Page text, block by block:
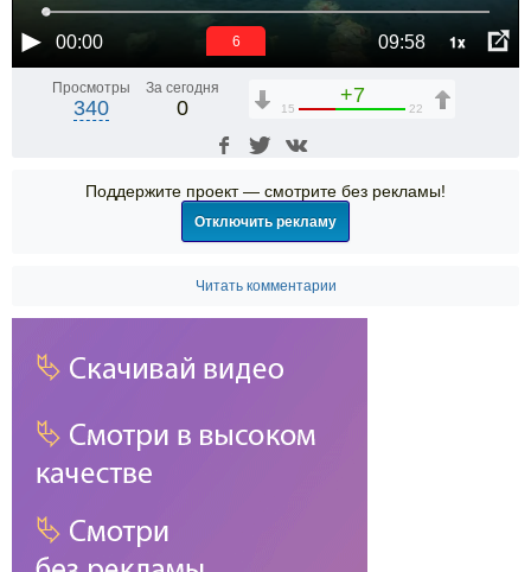
00:00 09:58 1x
6
Просмотры
340
За сегодня
0
+7
15 22
Поддержите проект — смотрите без рекламы!
Отключить рекламу
Читать комментарии